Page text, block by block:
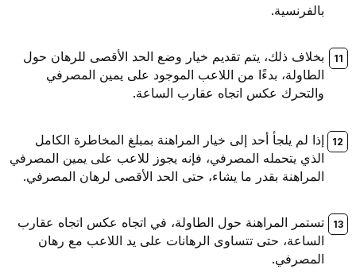
بالفرنسية.
بخلاف ذلك، يتم تقديم خيار وضع الحد الأقصى للرهان حول
الطاولة، بدءًا من اللاعب الموجود على يمين المصرفي
والتحرك عكس اتجاه عقارب الساعة.
إذا لم يلجأ أحد إلى خيار المراهنة بمبلغ المخاطرة الكامل
الذي يتحمله المصرفي، فإنه يجوز للاعب على يمين المصرفي
المراهنة بقدر ما يشاء، حتى الحد الأقصى لرهان المصرفي.
تستمر المراهنة حول الطاولة، في اتجاه عكس اتجاه عقارب
الساعة، حتى تتساوى الرهانات على يد اللاعب مع رهان
المصرفي.